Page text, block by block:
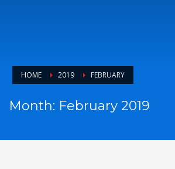
HOME 2019 FEBRUARY
Month: February 2019